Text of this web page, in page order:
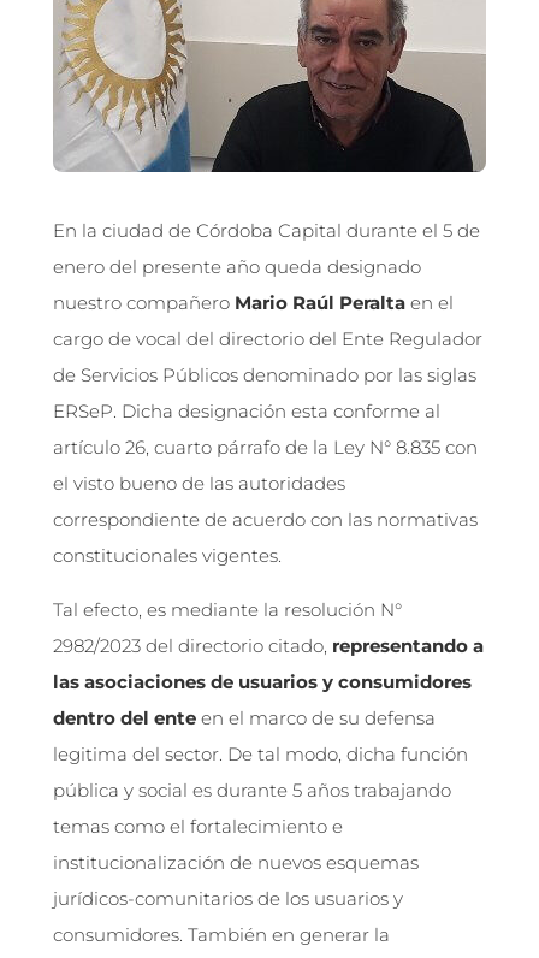
En la ciudad de Córdoba Capital durante el 5 de
enero del presente año queda designado
nuestro compañero Mario Raúl Peralta en el
cargo de vocal del directorio del Ente Regulador
de Servicios Públicos denominado por las siglas
ERSeP. Dicha designación esta conforme al
artículo 26, cuarto párrafo de la Ley N° 8.835 con
el visto bueno de las autoridades
correspondiente de acuerdo con las normativas
constitucionales vigentes.
Tal efecto, es mediante la resolución N°
2982/2023 del directorio citado, representando a
las asociaciones de usuarios y consumidores
dentro del ente en el marco de su defensa
legitima del sector. De tal modo, dicha función
pública y social es durante 5 años trabajando
temas como el fortalecimiento e
institucionalización de nuevos esquemas
jurídicos-comunitarios de los usuarios y
consumidores. También en generar la